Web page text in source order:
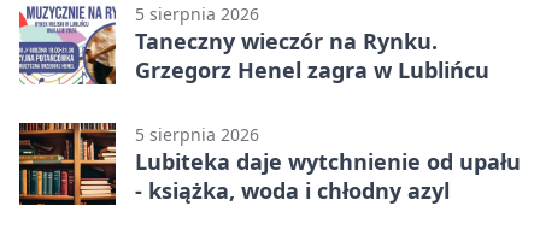
5 sierpnia 2026
Taneczny wieczór na Rynku.
Grzegorz Henel zagra w Lublińcu
5 sierpnia 2026
Lubiteka daje wytchnienie od upału
- książka, woda i chłodny azyl